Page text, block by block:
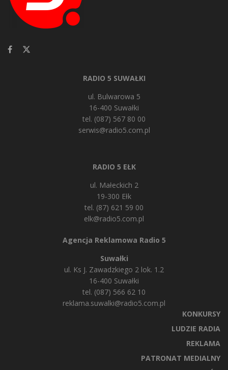
RADIO 5 SUWAŁKI
ul. Bulwarowa 5
16-400 Suwałki
tel. (087) 567 80 00
serwis@radio5.com.pl
RADIO 5 EŁK
ul. Małeckich 2
19-300 Ełk
tel. (87) 621 59 00
elk@radio5.com.pl
Agencja Reklamowa Radio 5
Suwałki
ul. Ks J. Zawadzkiego 2 lok. 1.2
16-400 Suwałki
tel. (087) 566 62 10
reklama.suwalki@radio5.com.pl
KONKURSY
LUDZIE RADIA
REKLAMA
PATRONAT MEDIALNY